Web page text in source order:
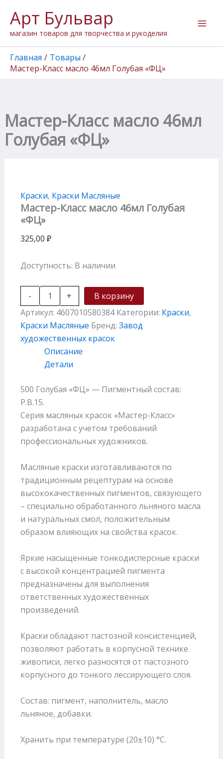
содержимому
Арт Бульвар
магазин товаров для творчества и рукоделия
Главная
Товары
Мастер-Класс масло 46мл Голубая «ФЦ»
Мастер-Класс масло 46мл
Голубая «ФЦ»
Краски, Краски Масляные
Мастер-Класс масло 46мл Голубая
«ФЦ»
325,00 ₽
Доступность: В наличии
-
товара
Мастер-
Класс
масло
46мл
Голубая
«ФЦ»
+
В корзину
Артикул: 4607010580384 Категории: Краски,
Краски Масляные Бренд: Завод
художественных красок
Описание
Детали
500 Голубая «ФЦ» — Пигментный состав:
P.B.15.
Серия масляных красок «Мастер-Класс»
разработана с учетом требований
профессиональных художников.
Масляные краски изготавливаются по
традиционным рецептурам на основе
высококачественных пигментов, связующего
– специально обработанного льняного масла
и натуральных смол, положительным
образом влияющих на свойства красок.
Яркие насыщенные тонкодисперсные краски
с высокой концентрацией пигмента
предназначены для выполнения
ответственных художественных
произведений.
Краски обладают пастозной консистенцией,
позволяют работать в корпусной технике
живописи, легко разносятся от пастозного
корпусного до тонкого лессирующего слоя.
Состав: пигмент, наполнитель, масло
льняное, добавки.
Хранить при температуре (20±10) °С.